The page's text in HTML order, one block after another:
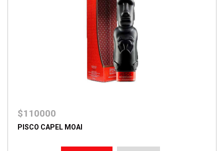
$110000
PISCO CAPEL MOAI